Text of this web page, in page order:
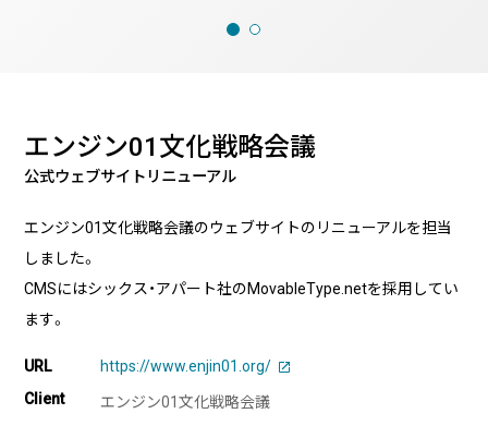
実績・事例
事例紹介
ブログ
Recruit
採用情報 お知らせ
お問い合わせ
エンジン01文化戦略会議
公式ウェブサイトリニューアル
エンジン01文化戦略会議のウェブサイトのリニューアルを担当
しました。
CMSにはシックス・アパート社のMovableType.netを採用してい
ます。
URL
https://www.enjin01.org/
Client
エンジン01文化戦略会議